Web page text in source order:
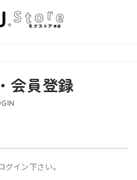
会員登録
イン下さい。